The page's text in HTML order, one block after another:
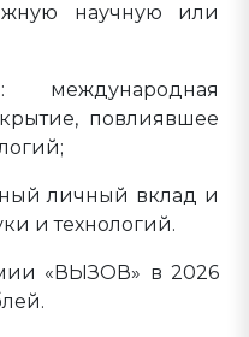
научную или
международная
повлиявшее
личный вклад и
и технологий.
«ВЫЗОВ» в 2026